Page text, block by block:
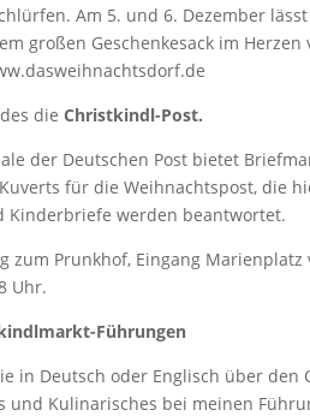
Am 5. und 6. Dezember
großen Geschenkesack im
die Christkindl-Post.
der Deutschen Post bietet
für die Weihnachtspost, die
Kinderbriefe werden beantwortet.
zum Prunkhof, Eingang
Uhr.
Führungen
in Deutsch oder Englisch über
und Kulinarisches bei meinen